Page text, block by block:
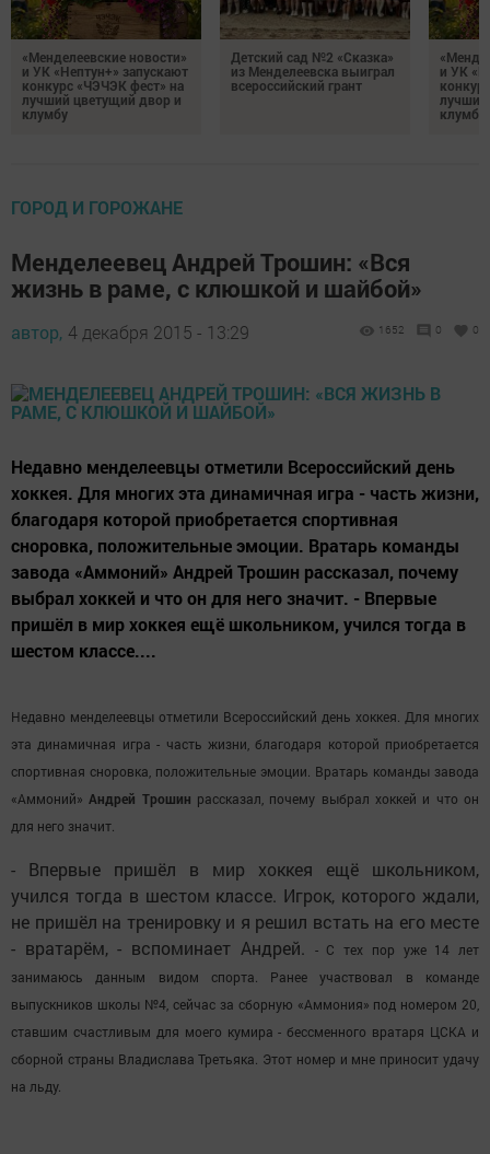
«Менделеевские новости»
и УК «Нептун+» запускают
конкурс «ЧЭЧЭК фест» на
лучший цветущий двор и
клумбу
Детский сад №2 «Сказка»
из Менделеевска выиграл
всероссийский грант
и УК
лучший
клумбу
ГОРОД И ГОРОЖАНЕ
Менделеевец Андрей Трошин: «Вся
жизнь в раме, с клюшкой и шайбой»
автор, 4 декабря 2015 - 13:29 1652 0 0
Недавно менделеевцы отметили Всероссийский день
хоккея. Для многих эта динамичная игра - часть жизни,
благодаря которой приобретается спортивная
сноровка, положительные эмоции. Вратарь команды
завода «Аммоний» Андрей Трошин рассказал, почему
выбрал хоккей и что он для него значит. - Впервые
пришёл в мир хоккея ещё школьником, учился тогда в
шестом классе....
Недавно менделеевцы отметили Всероссийский день хоккея. Для многих
эта динамичная игра - часть жизни, благодаря которой приобретается
спортивная сноровка, положительные эмоции. Вратарь команды завода
«Аммоний»Андрей Трошин рассказал, почему выбрал хоккей и что он
для него значит.
- Впервые пришёл в мир хоккея ещё школьником,
учился тогда в шестом классе. Игрок, которого ждали,
не пришёл на тренировку и я решил встать на его месте
- вратарём, - вспоминает Андрей.
- С тех пор уже 14 лет
занимаюсь данным видом спорта. Ранее участвовал в команде
выпускников школы №4, сейчас за сборную «Аммония» под номером 20,
ставшим счастливым для моего кумира - бессменного вратаря ЦСКА и
сборной страны Владислава Третьяка. Этот номер и мне приносит удачу
на льду.